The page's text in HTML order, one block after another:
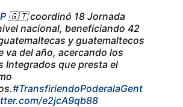
🇬🇹 coordinó 18 Jornada
nacional, beneficiando 42
y guatemaltecos
va del año, acercando los
Integrados que presta el
#TransfiriendoPoderalaGent
e2jcA9qb88